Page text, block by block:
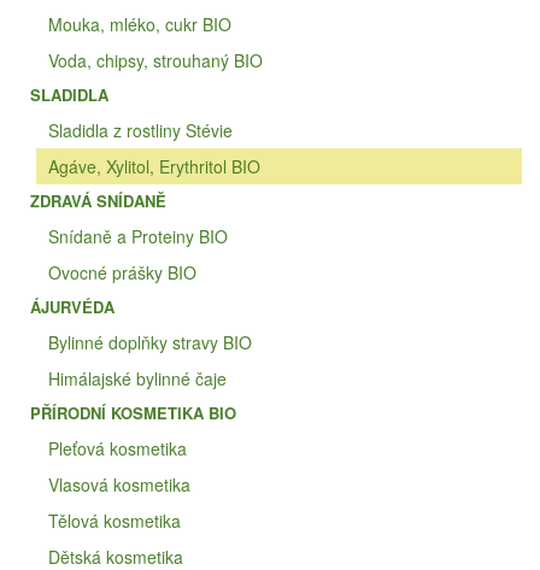
Mouka, mléko, cukr BIO
Voda, chipsy, strouhaný BIO
SLADIDLA
Sladidla z rostliny Stévie
Agáve, Xylitol, Erythritol BIO
ZDRAVÁ SNÍDANĚ
Snídaně a Proteiny BIO
Ovocné prášky BIO
ÁJURVÉDA
Bylinné doplňky stravy BIO
Himálajské bylinné čaje
PŘÍRODNÍ KOSMETIKA BIO
Pleťová kosmetika
Vlasová kosmetika
Tělová kosmetika
Dětská kosmetika